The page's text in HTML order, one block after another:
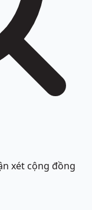
xét cộng đồng